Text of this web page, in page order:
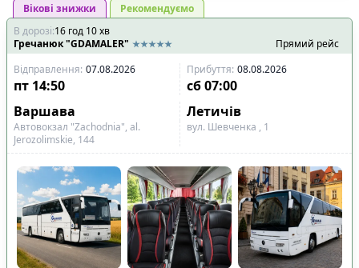
Вікові знижки
Рекомендуємо
В дорозі:16 год 10хв
Гречанюк "GDAMALER"
Прямий рейс
Відправлення: 07.08.2026 Прибуття: 08.08.2026
пт 14:50 сб 07:00
Варшава
Летичів
Автовокзал "Zachodnia", al.
Jerozolimskie, 144
вул. Шевченка , 1